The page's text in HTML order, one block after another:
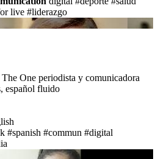
live #liderazgo
The One periodista y comunicadora
español fluido
#spanish #commun #digital